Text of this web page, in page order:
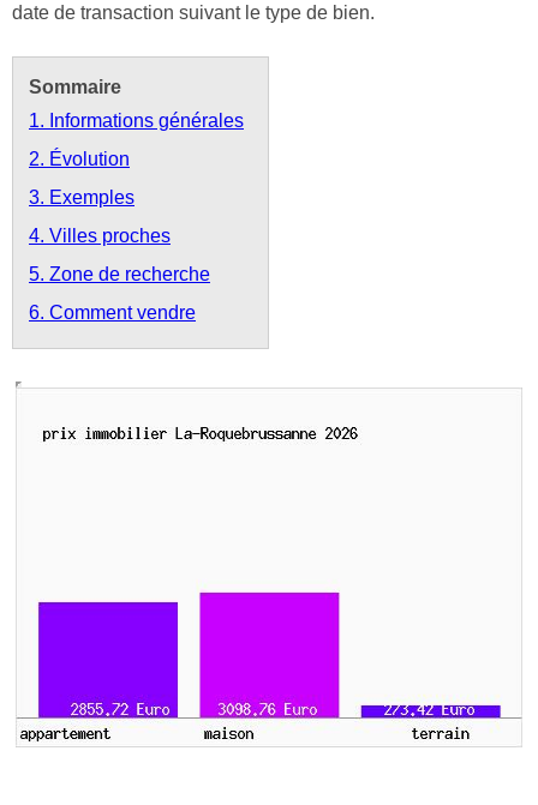
date de transaction suivant le type de bien.
Sommaire
1. Informations générales
2. Évolution
3. Exemples
4. Villes proches
5. Zone de recherche
6. Comment vendre